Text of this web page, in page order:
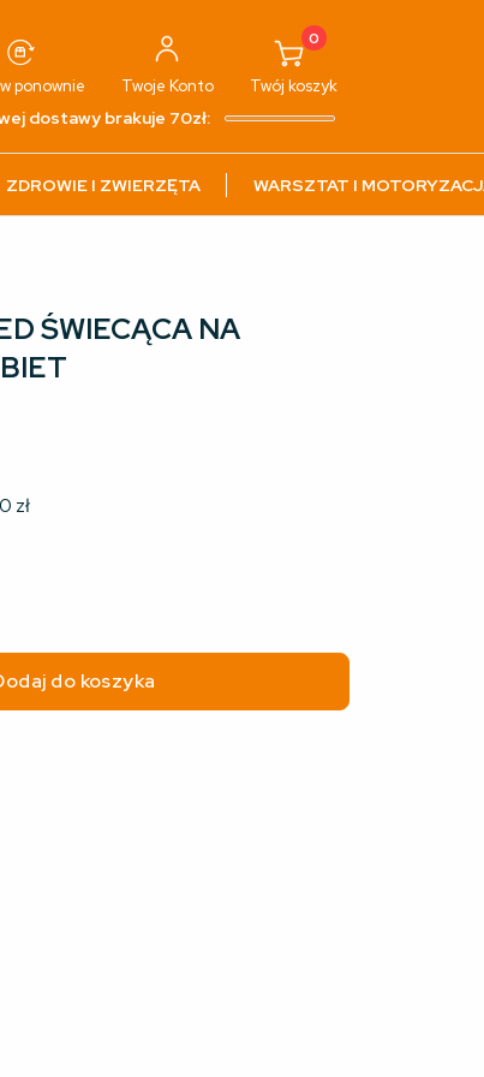
ponownie Twoje Konto
0
Twój koszyk
dostawy brakuje 70zł:
ZDROWIE I ZWIERZĘTA WARSZTAT I
ŚWIECĄCA NA
zł
do koszyka